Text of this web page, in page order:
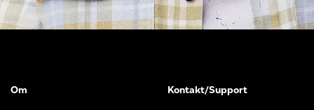
Om Kontakt/Support